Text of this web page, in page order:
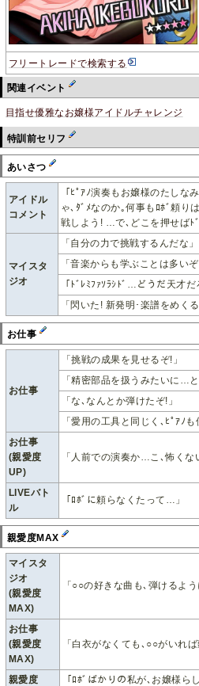
フリートレードで検索する
関連イベント
目指せ優雅なお嬢様アイドルチャレンジ
特訓前セリフ
あいさつ
アイドル
コメント
「ﾋﾟｱﾉ演奏もお嬢様のたしな
ゃ､ﾀﾞﾒなのか｡何事もﾛﾎﾞ頼り
戦しよう! …で､どこを押せばﾄﾞ
マイスタ
ジオ
「自分の力で挑戦するんだな」
「音楽からも学ぶことは多いぞ!
「ﾄﾞﾚﾐﾌｧｿﾗｼﾄﾞ…どうだ天才だ
「閃いた! 新発明･楽譜をめく
お仕事
お仕事
「挑戦の成果を見せるぞ!」
「精密部品を扱うみたいに…と
「な､なんとか弾けたぞ!」
「愛用の工具と同じく､ﾋﾟｱﾉ
お仕事
(親愛度
UP)
「人前での演奏か…こ､怖くな
LIVEバト
ル
「ﾛﾎﾞに頼らなくたって…」
親愛度MAX
マイスタ
ジオ
(親愛度
MAX)
「○○の好きな曲も､弾けるよ
お仕事
(親愛度
MAX)
「白衣がなくても､○○がいれ
親愛度
「ﾛﾎﾞばかりの私が､お嬢様